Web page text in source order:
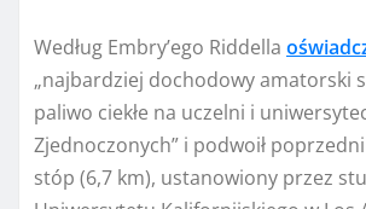
Według Embry’ego Riddella
„najbardziej dochodowy amatorski
paliwo ciekłe na uczelni i
Zjednoczonych” i podwoił
stóp (6,7 km), ustanowiony przez